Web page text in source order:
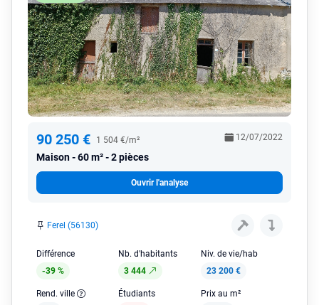
90 250 € 1 504 €/m²
Maison 60 m² - 2 pièces
12/07/2022
Ouvrir l'analyse
Ferel (56130)
Différence
-39 %
Nb. d'habitants
3 444
Niv. de vie/hab
23 200 €
Rend. ville
Étudiants
Prix au m²